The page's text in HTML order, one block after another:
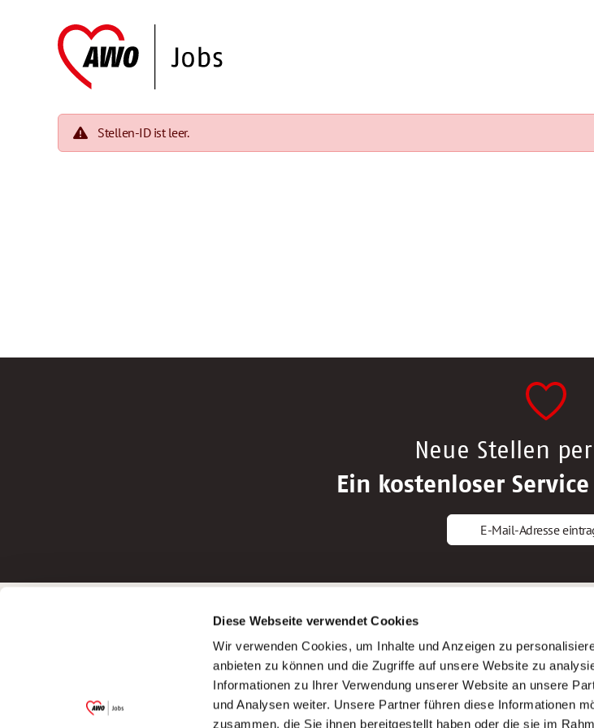
Diese Webseite verwendet Cookies
Wir verwenden Cookies, um Inhalte und Anzeigen zu
anbieten zu können und die Zugriffe auf unsere Website zu
Informationen zu Ihrer Verwendung unserer Website an unsere
und Analysen weiter. Unsere Partner führen diese Informationen
zusammen, die Sie ihnen bereitgestellt haben oder die sie im
Stellen-ID ist leer.
Neue Stellen
Ein kostenloser
E-Mail-Adresse
Garitz Bewirtschaftungsbetriebe GmbH
(Ein Tochterunternehmen des AWO
Bezirksverbandes Unterfranken e.V.)
Bewerbungstipps
Bewerbung als Altenpfleger*in
Bewerbung als Krankenpfleger*in
Bewerbung als Altenpflegehelfer*in
Bewerbung als Erzieher*in
AWO